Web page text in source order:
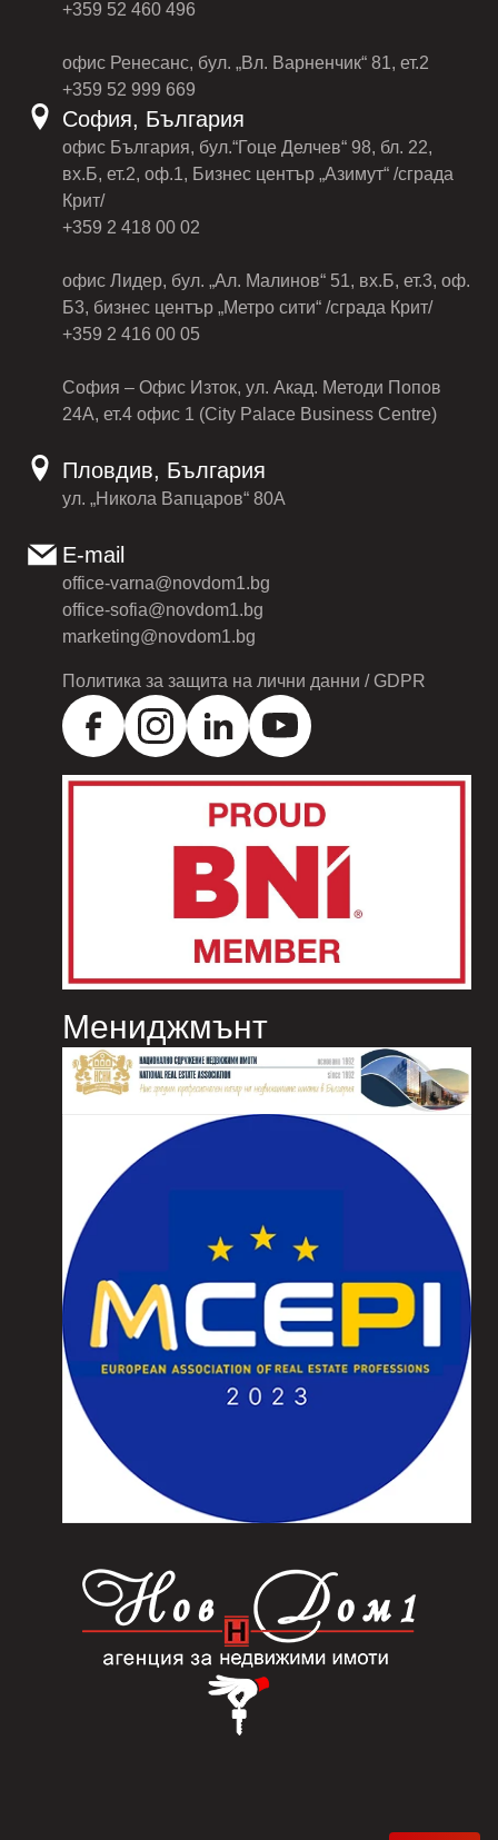
+359 52 460 496
офис Ренесанс, бул. „Вл. Варненчик“ 81, ет.2
+359 52 999 669
София, България
офис България, бул.“Гоце Делчев“ 98, бл. 22,
вх.Б, ет.2, оф.1, Бизнес център „Азимут“ /сграда
Крит/
+359 2 418 00 02
офис Лидер, бул. „Ал. Малинов“ 51, вх.Б, ет.3, оф.
Б3, бизнес център „Метро сити“ /сграда Крит/
+359 2 416 00 05
София – Офис Изток, ул. Акад. Методи Попов
24А, ет.4 офис 1 (City Palace Business Centre)
Пловдив, България
ул. „Никола Вапцаров“ 80А
E-mail
office-varna@novdom1.bg
office-sofia@novdom1.bg
marketing@novdom1.bg
Политика за защита на лични данни / GDPR
Мениджмънт